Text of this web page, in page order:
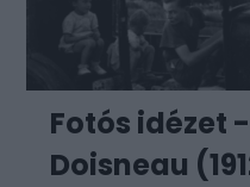
Fotós idézet
Doisneau